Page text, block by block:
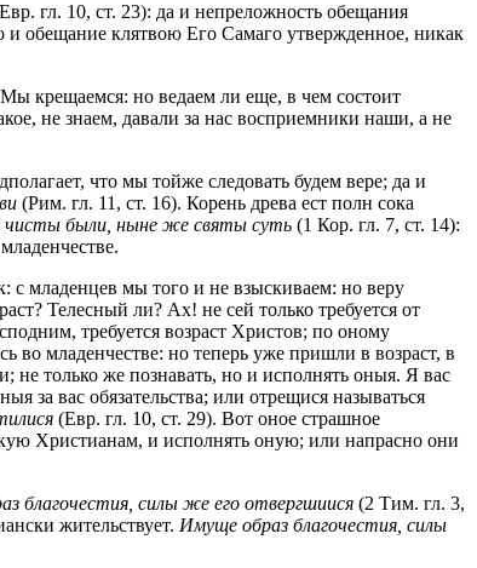
гл. 10, ст. 23): да и непреложность обещания
обещание клятвою Его Самаго утвержденное, никак
крещаемся: но ведаем ли еще, в чем состоит
не знаем, давали за нас восприемники наши, а не
что мы тойже следовать будем вере; да и
(Рим. гл. 11, ст. 16). Корень древа ест полн сока
чисты были, ныне же святы суть (1 Кор. гл. 7, ст. 14):
с младенцев мы того и не взыскиваем: но веру
Телесный ли? Ах! не сей только требуется от
требуется возраст Христов; по оному
во младенчестве: но теперь уже пришли в возраст, в
не только же познавать, но и исполнять оныя. Я вас
за вас обязательства; или отрещися называться
(Евр. гл. 10, ст. 29). Вот оное страшное
Христианам, и исполнять оную; или напрасно они
благочестия, силы же его отвергшиися (2 Тим. гл. 3,
жительствует. Имуще образ благочестия, силы